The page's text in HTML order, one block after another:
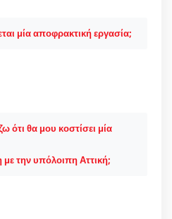
μία αποφρακτική εργασία;
ότι θα μου κοστίσει μία
την υπόλοιπη Αττική;